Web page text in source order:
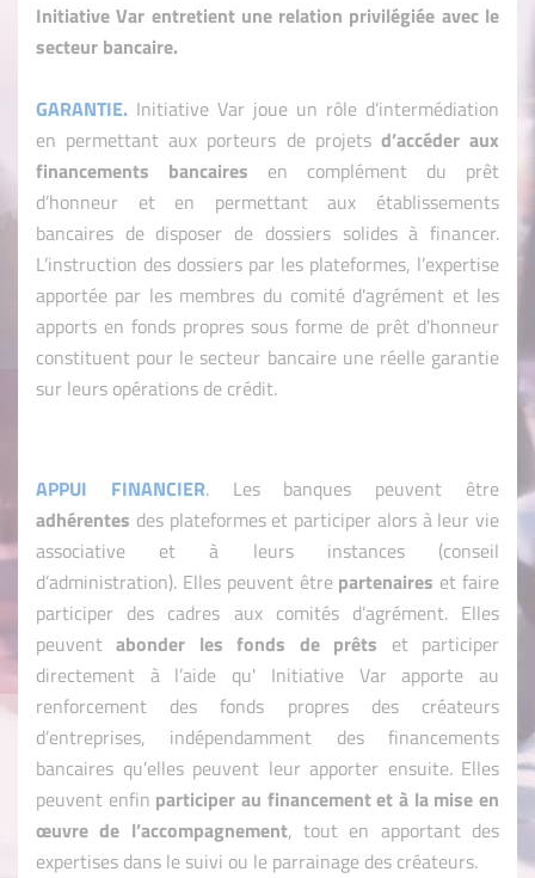
Initiative Var entretient une relation privilégiée avec le
secteur bancaire.
GARANTIE. Initiative Var joue un rôle d’intermédiation
en permettant aux porteurs de projets d’accéder aux
financements bancaires en complément du prêt
d’honneur et en permettant aux établissements
bancaires de disposer de dossiers solides à financer.
L’instruction des dossiers par les plateformes, l’expertise
apportée par les membres du comité d'agrément et les
apports en fonds propres sous forme de prêt d'honneur
constituent pour le secteur bancaire une réelle garantie
sur leurs opérations de crédit.
APPUI FINANCIER. Les banques peuvent être
adhérentes des plateformes et participer alors à leur vie
associative et à leurs instances (conseil
d’administration). Elles peuvent être partenaires et faire
participer des cadres aux comités d’agrément. Elles
peuventabonder les fonds de prêts et participer
directement à l’aide qu' Initiative Var apporte au
renforcement des fonds propres des créateurs
d’entreprises, indépendamment des financements
bancaires qu’elles peuvent leur apporter ensuite. Elles
peuvent enfin participer au financement et à la mise en
œuvre de l’accompagnement, tout en apportant des
expertises dans le suivi ou le parrainage des créateurs.